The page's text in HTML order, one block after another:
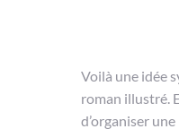
Voilà une idée
roman illustré.
d’organiser